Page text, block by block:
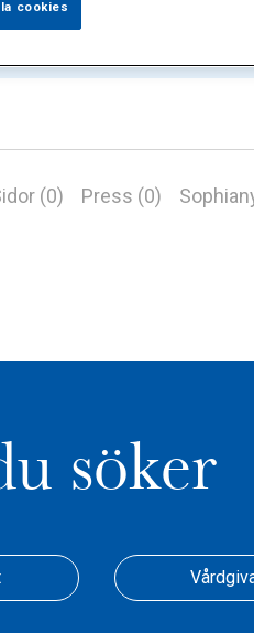
(0) Press (0)
söker
cookies